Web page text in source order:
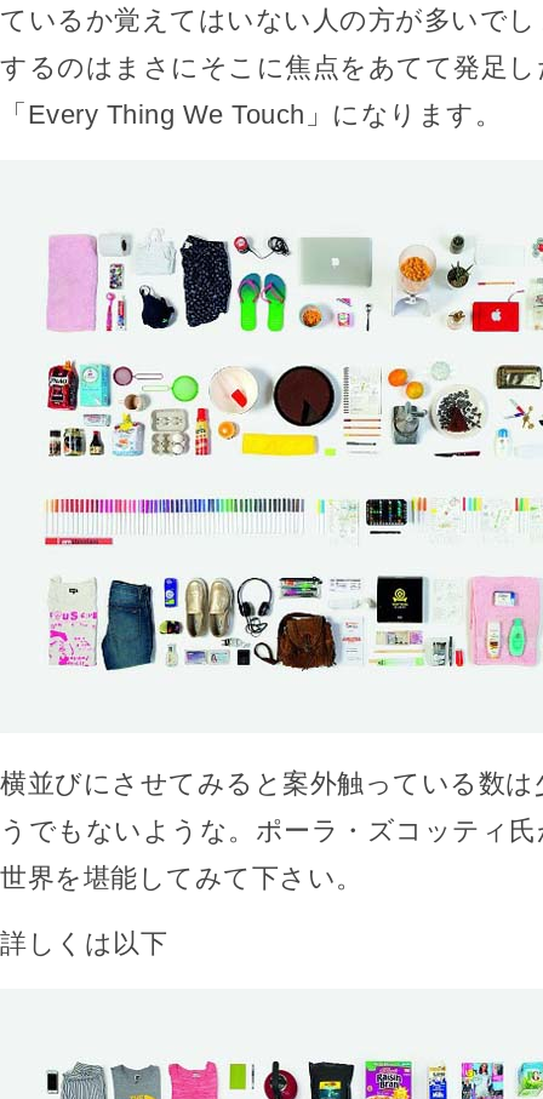
ているか覚えてはいない人の方が多いで
するのはまさにそこに焦点をあてて発足
「Every Thing We Touch」になります。
横並びにさせてみると案外触っている数
うでもないような。ポーラ・ズコッティ
世界を堪能してみて下さい。
詳しくは以下